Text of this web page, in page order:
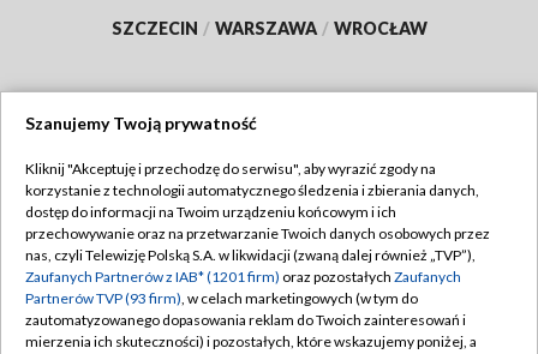
SZCZECIN / WARSZAWA / WROCŁAW
TVP
Abonament TVP
Emisja w TVP
Centrum informacji TVP
Regulamin TVP
Polityka prywatności
Moje zgody
Szanujemy Twoją prywatność
Kliknij "Akceptuję i przechodzę do serwisu", aby wyrazić zgody na
korzystanie z technologii automatycznego śledzenia i zbierania danych,
dostęp do informacji na Twoim urządzeniu końcowym i ich
przechowywanie oraz na przetwarzanie Twoich danych osobowych przez
nas, czyli Telewizję Polską S.A. w likwidacji (zwaną dalej również „TVP”),
Zaufanych Partnerów z IAB* (1201 firm) oraz pozostałych Zaufanych
Partnerów TVP (93 firm), w celach marketingowych (w tym do
zautomatyzowanego dopasowania reklam do Twoich zainteresowań i
mierzenia ich skuteczności) i pozostałych, które wskazujemy poniżej, a